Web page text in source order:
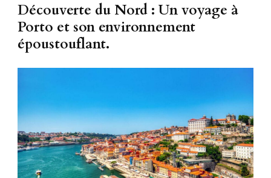
Découverte du Nord : Un voyage à
Porto et son environnement
époustouflant.